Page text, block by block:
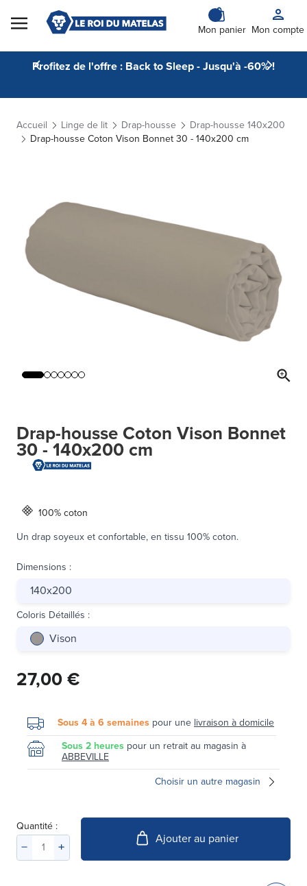
Skip to Content
Mon panier Mon compte
Profitez de l'offre : Back to Sleep - Jusqu'à -60% !
Accueil Linge de lit Drap-housse
Drap-housse 140x200
Drap-housse Coton Vison Bonnet 30 - 140x200 cm
Drap-housse Coton Vison Bonnet
30 - 140x200 cm
100% coton
Un drap soyeux et confortable, en tissu 100% coton.
Dimensions :
140x200
Coloris Détaillés :
Vison
27,00 €
Sous 4 à 6 semaines pour une livraison à domicile
Sous 2 heures pour un retrait au magasin à
ABBEVILLE
Choisir un autre magasin
Quantité :
Ajouter au panier